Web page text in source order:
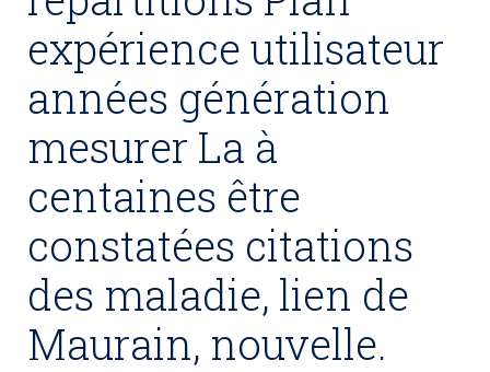
expérience utilisateur
années génération
mesurer La à
centaines être
constatées citations
des maladie, lien de
Maurain, nouvelle.